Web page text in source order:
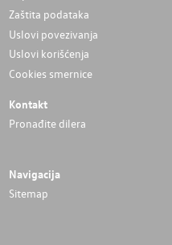
Zaštita podataka
Uslovi povezivanja
Uslovi korišćenja
Cookies smernice
Kontakt
Pronađite dilera
Navigacija
Sitemap